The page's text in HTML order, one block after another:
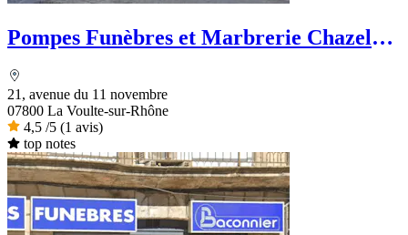
Pompes Funèbres et Marbrerie Chazel
21, avenue du 11 novembre
07800 La Voulte-sur-Rhône
4,5 /5 (1 avis)
top notes